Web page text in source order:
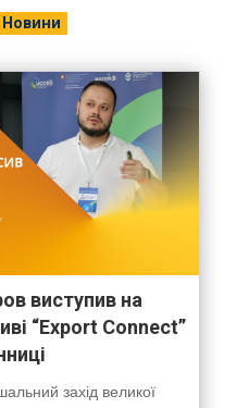
Новини
виступив на
“Export Connect”
захід великої